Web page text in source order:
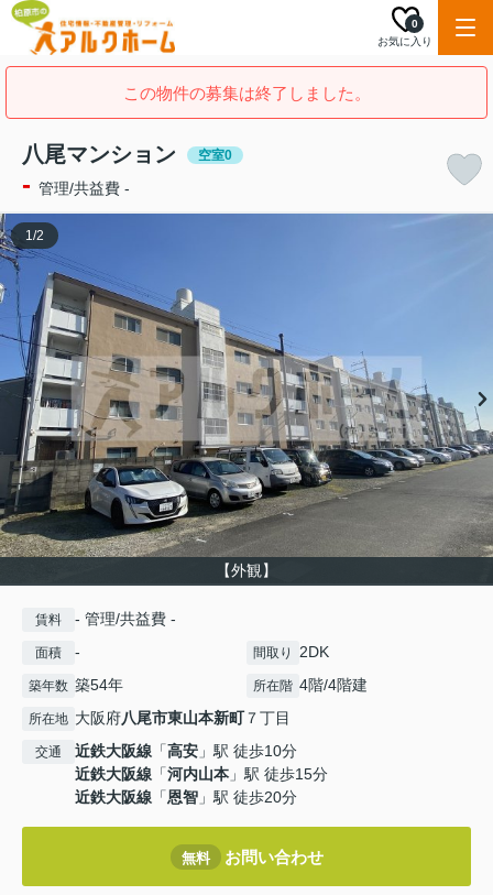
お気に入り
0
この物件の募集は終了しました。
八尾マンション 空室0
- 管理/共益費 -
【外観】
1/2
賃料 - 管理/共益費 -
面積 - 間取り 2DK
築年数 築54年 所在階 4階/4階建
所在地 大阪府八尾市東山本新町７丁目
交通 近鉄大阪線 「高安 」駅 徒歩10分
近鉄大阪線 「河内山本 」駅 徒歩15分
近鉄大阪線 「恩智 」駅 徒歩20分
無料 お問い合わせ